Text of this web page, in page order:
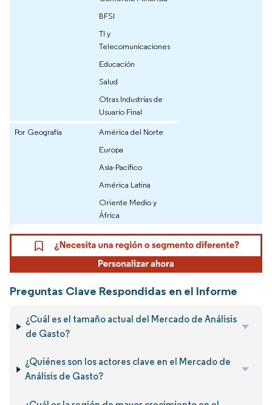
BFSI
TI y
Telecomunicaciones
Educación
Salud
Otras Industrias de
Usuario Final
Por Geografía
América del Norte
Europa
Asia-Pacífico
América Latina
Oriente Medio y
África
Preguntas Clave Respondidas en el Informe
¿Cuál es el tamaño actual del Mercado de Análisis
de Gasto?
¿Quiénes son los actores clave en el Mercado de
Análisis de Gasto?